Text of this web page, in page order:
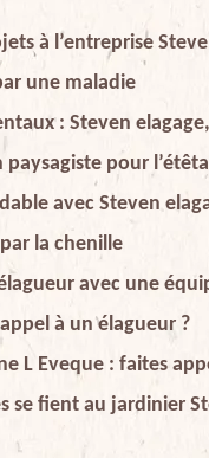
à l’entreprise
une maladie
: Steven
paysagiste pour
avec Steven
la chenille
avec une
à un élagueur ?
L Eveque : faites
se fient au jardinier